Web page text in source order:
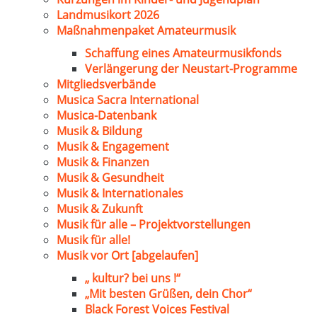
Landmusikort 2026
Maßnahmenpaket Amateurmusik
Schaffung eines Amateurmusikfonds
Verlängerung der Neustart-Programme
Mitgliedsverbände
Musica Sacra International
Musica-Datenbank
Musik & Bildung
Musik & Engagement
Musik & Finanzen
Musik & Gesundheit
Musik & Internationales
Musik & Zukunft
Musik für alle – Projektvorstellungen
Musik für alle!
Musik vor Ort [abgelaufen]
„ kultur? bei uns !“
„Mit besten Grüßen, dein Chor“
Black Forest Voices Festival